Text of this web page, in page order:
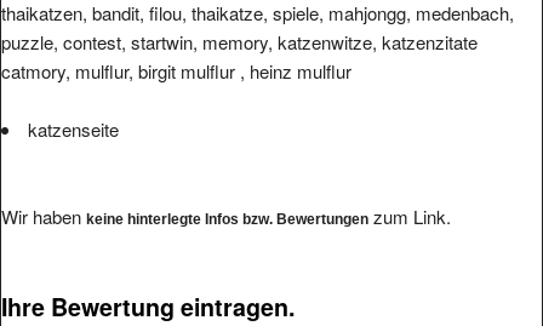
thaikatzen, bandit, filou, thaikatze, spiele, mahjongg, medenbach,
puzzle, contest, startwin, memory, katzenwitze, katzenzitate
catmory, mulflur, birgit mulflur , heinz mulflur
katzenseite
Wir haben keine hinterlegte Infos bzw. Bewertungen zum Link.
Ihre Bewertung eintragen.